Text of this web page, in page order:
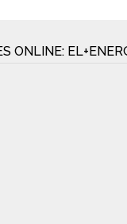
ONLINE: